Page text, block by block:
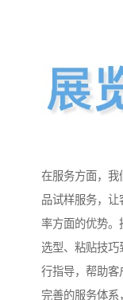
在服务方面，我
品试样服务，
率方面的优势。
选型、粘贴技巧
行指导，帮助客
完善的服务体系